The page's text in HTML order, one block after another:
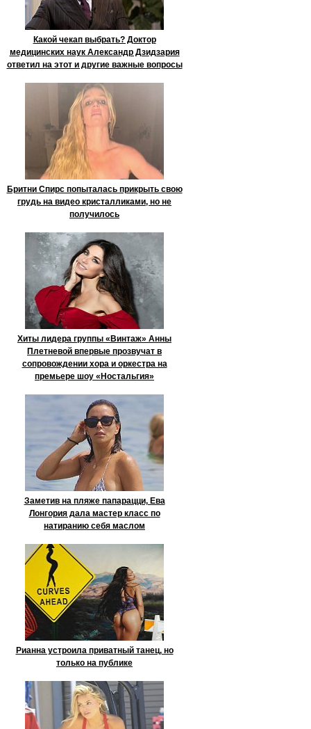
Какой чекап выбрать? Доктор
медицинских наук Александр Дзидзария
ответил на этот и другие важные вопросы
Бритни Спирс попыталась прикрыть свою
грудь на видео кристалликами, но не
получилось
Хиты лидера группы «Винтаж» Анны
Плетневой впервые прозвучат в
сопровождении хора и оркестра на
премьере шоу «Ностальгия»
Заметив на пляже папарацци, Ева
Лонгория дала мастер класс по
натиранию себя маслом
Рианна устроила приватный танец, но
только на публике